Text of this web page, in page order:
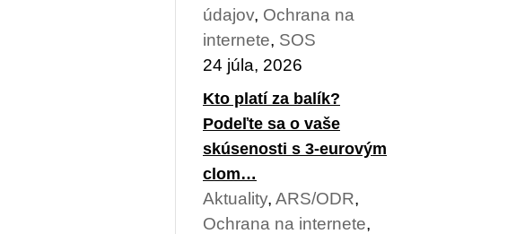
údajov, Ochrana na
internete, SOS
24 júla, 2026
Kto platí za balík?
Podeľte sa o vaše
skúsenosti s 3-eurovým
clom…
Aktuality, ARS/ODR,
Ochrana na internete,